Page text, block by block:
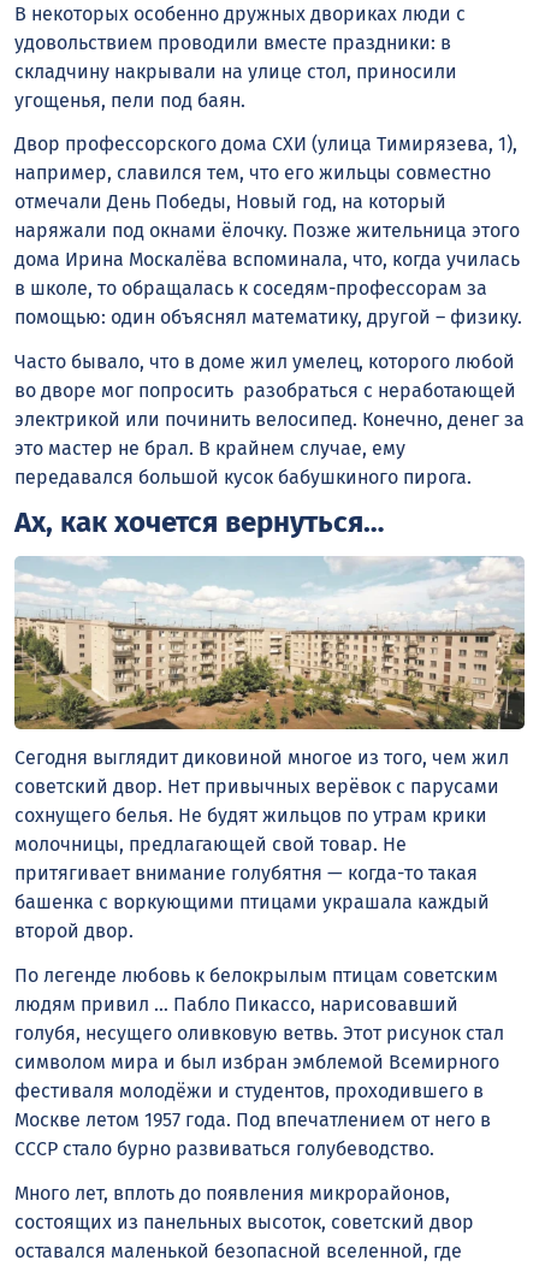
В некоторых особенно дружных двориках люди с
удовольствием проводили вместе праздники: в
складчину накрывали на улице стол, приносили
угощенья, пели под баян.
Двор профессорского дома СХИ (улица Тимирязева, 1),
например, славился тем, что его жильцы совместно
отмечали День Победы, Новый год, на который
наряжали под окнами ёлочку. Позже жительница этого
дома Ирина Москалёва вспоминала, что, когда училась
в школе, то обращалась к соседям-профессорам за
помощью: один объяснял математику, другой – физику.
Часто бывало, что в доме жил умелец, которого любой
во дворе мог попросить разобраться с неработающей
электрикой или починить велосипед. Конечно, денег за
это мастер не брал. В крайнем случае, ему
передавался большой кусок бабушкиного пирога.
Ах, как хочется вернуться…
Сегодня выглядит диковиной многое из того, чем жил
советский двор. Нет привычных верёвок с парусами
сохнущего белья. Не будят жильцов по утрам крики
молочницы, предлагающей свой товар. Не
притягивает внимание голубятня — когда-то такая
башенка с воркующими птицами украшала каждый
второй двор.
По легенде любовь к белокрылым птицам советским
людям привил … Пабло Пикассо, нарисовавший
голубя, несущего оливковую ветвь. Этот рисунок стал
символом мира и был избран эмблемой Всемирного
фестиваля молодёжи и студентов, проходившего в
Москве летом 1957 года. Под впечатлением от него в
СССР стало бурно развиваться голубеводство.
Много лет, вплоть до появления микрорайонов,
состоящих из панельных высоток, советский двор
оставался маленькой безопасной вселенной, где